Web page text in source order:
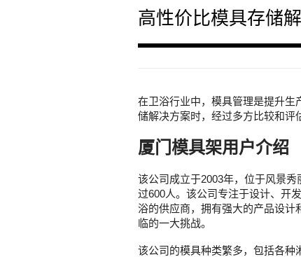
高性价比模具存储
在卫浴行业中，模具管理是提升
储解决方案时，经过多方比较和评
厦门模具架用户介绍
该公司成立于2003年，位于风景
过600人。该公司专注于设计、开
浴的供应商，拥有强大的产品设
临的一大挑战。
该公司的模具种类繁多，包括各种